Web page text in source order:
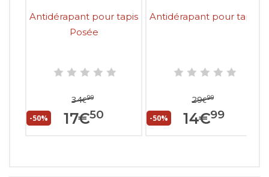
Antidérapant pour tapis
Posée
-50%
34€99
17€50
Antidérapant pour tapis
-50%
29€99
14€99